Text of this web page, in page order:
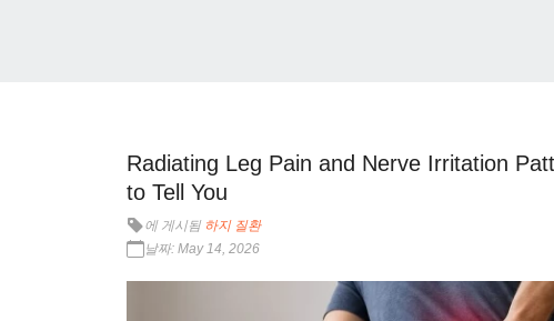
Radiating Leg Pain and Nerve Irritation
to Tell You
에 게시됨 하지 질환
날짜: May 14, 2026